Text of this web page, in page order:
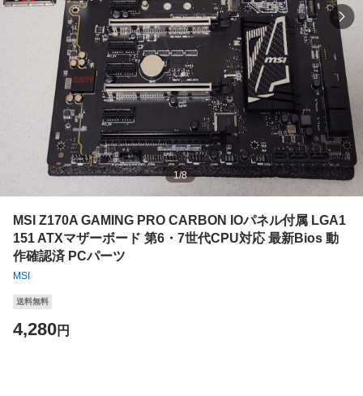
1/8
MSI Z170A GAMING PRO CARBON IOパネル付属 LGA1
151 ATXマザーボード 第6・7世代CPU対応 最新Bios 動
作確認済 PCパーツ
MSI
送料無料
4,280円